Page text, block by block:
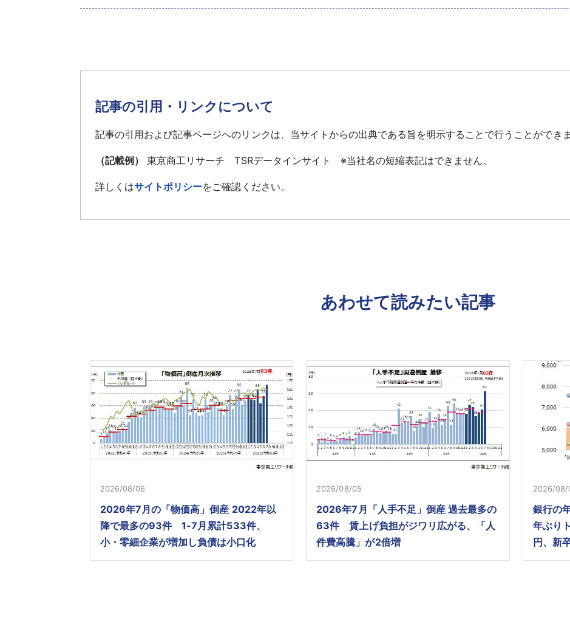
記事の引用・リンクについて
記事の引用および記事ページへのリンクは、当サイトからの出典である旨を明示することで行うことができま
（記載例） 東京商工リサーチ TSRデータインサイト ※当社名の短縮表記はできません。
詳しくはサイトポリシーをご確認ください。
あわせて読みたい記事
2026/08/06
2026年7月の「物価高」倒産 2022年以
降で最多の93件 1-7月累計533件、
小・零細企業が増加し負債は小口化
2026/08/05
2026年7月「人手不足」倒産 過去最多の
63件 賃上げ負担がジワリ広がる、「人
件費高騰」が2倍増
2026/08/
銀行の
年ぶり
円、新